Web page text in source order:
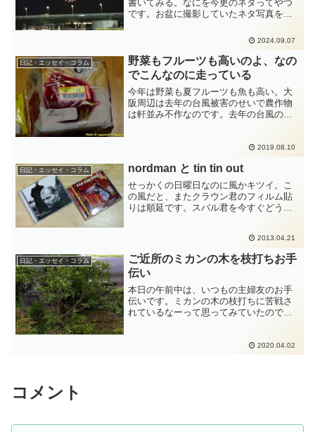
書いてみる。なにを今更のネタってやつ
です。お盆に撮影していたネタ写真を出
花火大会があったんです。私は関係者で
はないのでどういういわれで花火打ち上
げなのかは知らないので...
2024.09.07
日記・エッセイ・コラム
野菜もフルーツも高いのよ、なの
でこんなのに走っている
今年は野菜も夏フルーツも魚も高い。大
阪周辺は去年の台風被害のせいで農作物
は軒並み不作なのです。去年の台風の雨
しい状況です。で、激貧家庭の我が家で
2019.08.10
日記・エッセイ・コラム nordman と tin tin out
せっかくの日曜日なのに風かキツイ。こ
の風だと、またクラウン君のフィルム貼
りは順延です。スバル君を今すぐどうこ
作業は特にできない。せっかくの日曜日
なので、嫁さんに「どっか...
2013.04.21
日記・エッセイ・コラム
ご近所のミカンの木を枝打ちお手
伝い
本日の午前中は、いつもの主婦友のお手
伝いです。ミカンの木の枝打ちに苦戦さ
れているなーって思ってみていたので
ころを刈っているのです。ちょっと辛抱
2020.04.02
コメント